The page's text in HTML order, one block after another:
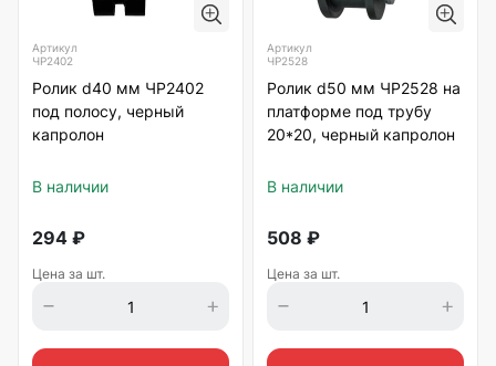
Артикул
ЧР2402
Ролик d40 мм ЧР2402
под полосу, черный
капролон
В наличии
294 ₽
Цена за шт.
Артикул
ЧР2528
Ролик d50 мм ЧР2528 на
платформе под трубу
20*20, черный капролон
В наличии
508 ₽
Цена за шт.